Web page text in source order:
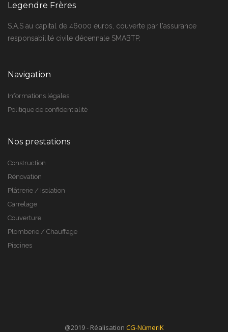
Legendre Frères
S.A.S au capital de 46000 euros, couverte par l'assurance
responsabilité civile décennale SMABTP.
Navigation
Informations légales
Politique de confidentialité
Nos prestations
Construction
Rénovation
Plâtrerie / Isolation
Carrelage
Couverture
Plomberie / Chauffage
Piscines
@2019 - Réalisation CG-NümeriK